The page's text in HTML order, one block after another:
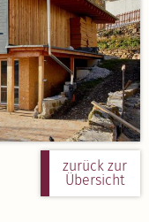
zurück zur
Übersicht